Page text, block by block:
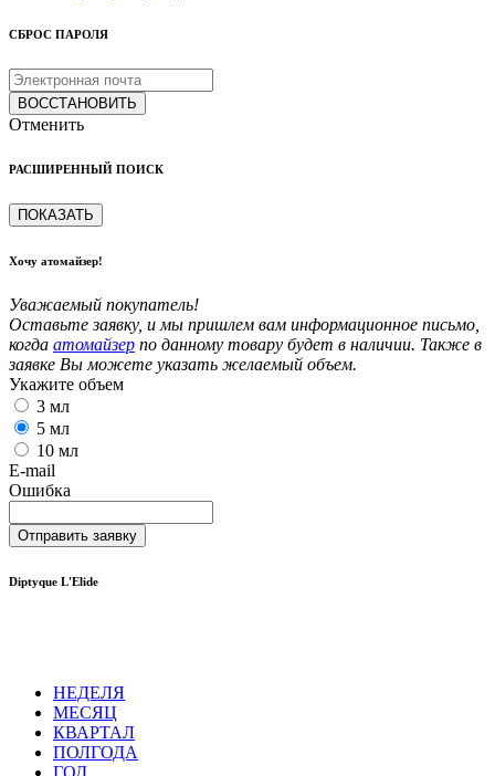
СБРОС ПАРОЛЯ
ВОССТАНОВИТЬ
Отменить
РАСШИРЕННЫЙ ПОИСК
ПОКАЗАТЬ
Хочу атомайзер!
Уважаемый покупатель!
Оставьте заявку, и мы пришлем вам информационное письмо,
когда атомайзер по данному товару будет в наличии. Также в
заявке Вы можете указать желаемый объем.
Укажите объем
3 мл
5 мл
10 мл
E-mail
Ошибка
Отправить заявку
Diptyque L'Elide
НЕДЕЛЯ
МЕСЯЦ
КВАРТАЛ
ПОЛГОДА
ГОД